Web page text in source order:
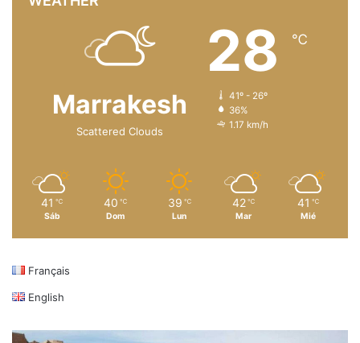
Marrakesh
Scattered Clouds
28 ℃
41º - 26º
36%
1.17 km/h
41 ℃
Sáb
40 ℃
Dom
39 ℃
Lun
42 ℃
Mar
41 ℃
Mié
Français
English